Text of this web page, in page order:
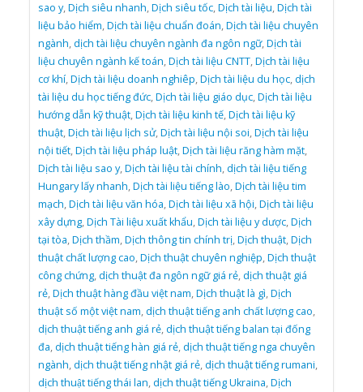
sao y,Dịch siêu nhanh,Dịch siêu tốc,Dịch tài liệu,Dịch tài
liệu bảo hiểm,Dịch tài liệu chuẩn đoán,Dịch tài liệu chuyên
ngành,dịch tài liệu chuyên ngành đa ngôn ngữ,Dịch tài
liệu chuyên ngành kế toán,Dịch tài liệu CNTT,Dịch tài liệu
cơ khí,Dịch tài liệu doanh nghiêp,Dịch tài liệu du học,dịch
tài liệu du học tiếng đức,Dịch tài liệu giáo dục,Dịch tài liệu
hướng dẫn kỹ thuật,Dịch tài liệu kinh tế,Dịch tài liệu kỹ
thuật,Dịch tài liệu lịch sử,Dịch tài liệu nội soi,Dịch tài liệu
nội tiết,Dịch tài liệu pháp luật,Dịch tài liệu răng hàm mặt,
Dịch tài liệu sao y,Dịch tài liệu tài chính,dịch tài liệu tiếng
Hungary lấy nhanh,Dịch tài liệu tiếng lào,Dịch tài liệu tim
mạch,Dịch tài liệu văn hóa,Dịch tài liệu xã hội,Dịch tài liệu
xây dựng,Dịch Tài liệu xuất khẩu,Dịch tài liệu y dược,Dịch
tại tòa,Dịch thầm,Dịch thông tin chính trị,Dịch thuật,Dịch
thuật chất lượng cao,Dịch thuật chuyên nghiệp,Dịch thuật
công chứng,dịch thuật đa ngôn ngữ giá rẻ,dịch thuật giá
rẻ,Dịch thuật hàng đầu việt nam,Dịch thuật là gì,Dịch
thuật số một việt nam,dịch thuật tiếng anh chất lượng cao,
dịch thuật tiếng anh giá rẻ,dịch thuật tiếng balan tại đống
đa,dịch thuật tiếng hàn giá rẻ,dịch thuật tiếng nga chuyên
ngành,dịch thuật tiếng nhật giá rẻ,dịch thuật tiếng rumani,
dịch thuật tiếng thái lan,dịch thuật tiếng Ukraina,Dịch